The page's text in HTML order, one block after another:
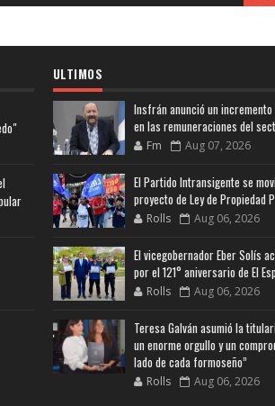
ULTIMOS
Insfrán anunció un
en las remuneraciones del
Fm Aug 07, 2026
El Partido Intransigente se
proyecto de Ley de Propiedad
Rolls Aug 06, 2026
El vicegobernador Eber Solís
por el 121° aniversario de El
Rolls Aug 06, 2026
Teresa Galván asumió la
un enorme orgullo y un
lado de cada formoseño”
Rolls Aug 06, 2026